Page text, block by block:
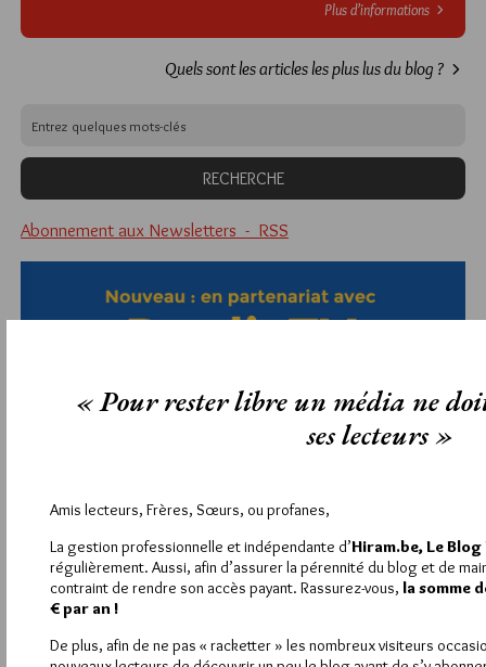
Plus d’informations
Quels sont les articles les plus lus du blog ?
Abonnement aux Newsletters - RSS
« Pour rester libre un média ne
ses lecteurs »
Amis lecteurs, Frères, Sœurs, ou profanes,
La gestion professionnelle et indépendante d’Hiram.be, Le
régulièrement. Aussi, afin d’assurer la pérennité du blog et de
contraint de rendre son accès payant. Rassurez-vous, la somme
€ par an !
De plus, afin de ne pas « racketter » les nombreux visiteurs